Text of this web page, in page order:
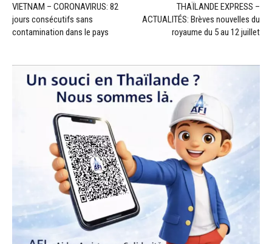
VIETNAM – CORONAVIRUS: 82
jours consécutifs sans
contamination dans le pays
THAÏLANDE EXPRESS –
ACTUALITÉS: Brèves nouvelles du
royaume du 5 au 12 juillet